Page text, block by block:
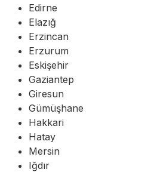
Edirne
Elazığ
Erzincan
Erzurum
Eskişehir
Gaziantep
Giresun
Gümüşhane
Hakkari
Hatay
Mersin
Iğdır